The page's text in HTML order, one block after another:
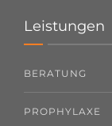
Leistungen
BERATUNG
PROPHYLAXE